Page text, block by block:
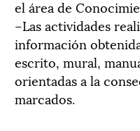
el área de
–Las actividades
información
escrito, mural,
orientadas a la
marcados.